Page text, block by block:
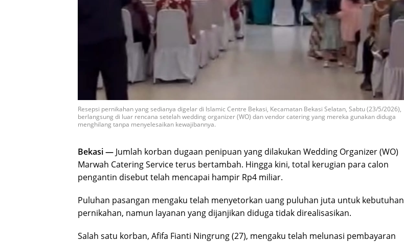
Resepsi pernikahan yang sedianya digelar di Islamic Centre Bekasi, Kecamatan Bekasi Selatan, Sabtu (23/5/2026),
berlangsung di luar rencana setelah wedding organizer (WO) dan vendor catering yang mereka gunakan diduga
menghilang tanpa menyelesaikan kewajibannya.
Bekasi — Jumlah korban dugaan penipuan yang dilakukan Wedding Organizer (WO)
Marwah Catering Service terus bertambah. Hingga kini, total kerugian para calon
pengantin disebut telah mencapai hampir Rp4 miliar.
Puluhan pasangan mengaku telah menyetorkan uang puluhan juta untuk kebutuhan
pernikahan, namun layanan yang dijanjikan diduga tidak direalisasikan.
Salah satu korban, Afifa Fianti Ningrung (27), mengaku telah melunasi pembayaran